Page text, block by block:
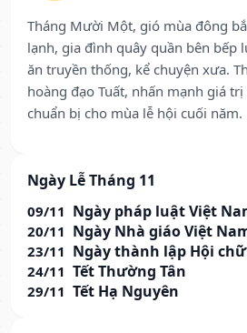
Tháng Mười Một, gió mùa đông
lạnh, gia đình quây quần bên bếp
ăn truyền thống, kể chuyện xưa.
hoàng đạo Tuất, nhấn mạnh giá
chuẩn bị cho mùa lễ hội cuối năm.
Ngày Lễ Tháng 11
09/11 Ngày pháp luật Việt
20/11 Ngày Nhà giáo Việt
23/11 Ngày thành lập Hội
24/11 Tết Thường Tân
29/11 Tết Hạ Nguyên